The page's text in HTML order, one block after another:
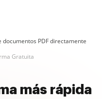
PDF directamente
Gratuita
más rápida